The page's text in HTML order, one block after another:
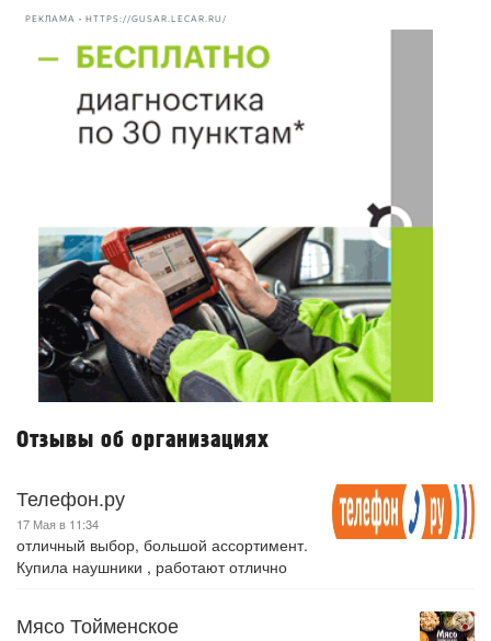
РЕКЛАМА • HTTPS://GUSAR.LECAR.RU/
Отзывы об организациях
Телефон.ру
17 Мая в 11:34
отличный выбор, большой ассортимент.
Купила наушники , работают отлично
Мясо Тойменское